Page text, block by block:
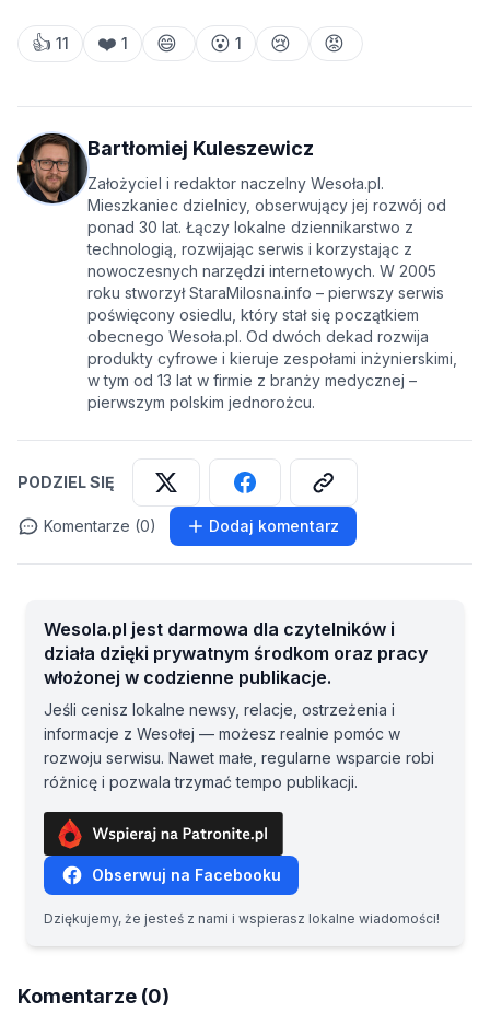
👍 11 ❤️ 1 😄 😮 1 😢 😡
Bartłomiej Kuleszewicz
Założyciel i redaktor naczelny Wesoła.pl.
Mieszkaniec dzielnicy, obserwujący jej rozwój od
ponad 30 lat. Łączy lokalne dziennikarstwo z
technologią, rozwijając serwis i korzystając z
nowoczesnych narzędzi internetowych. W 2005
roku stworzył StaraMilosna.info – pierwszy serwis
poświęcony osiedlu, który stał się początkiem
obecnego Wesoła.pl. Od dwóch dekad rozwija
produkty cyfrowe i kieruje zespołami inżynierskimi,
w tym od 13 lat w firmie z branży medycznej –
pierwszym polskim jednorożcu.
PODZIEL SIĘ
Komentarze (0) Dodaj komentarz
Wesola.pl jest darmowa dla czytelników i
działa dzięki prywatnym środkom oraz pracy
włożonej w codzienne publikacje.
Jeśli cenisz lokalne newsy, relacje, ostrzeżenia i
informacje z Wesołej — możesz realnie pomóc w
rozwoju serwisu. Nawet małe, regularne wsparcie robi
różnicę i pozwala trzymać tempo publikacji.
Obserwuj na Facebooku
Dziękujemy, że jesteś z nami i wspierasz lokalne wiadomości!
Komentarze (0)